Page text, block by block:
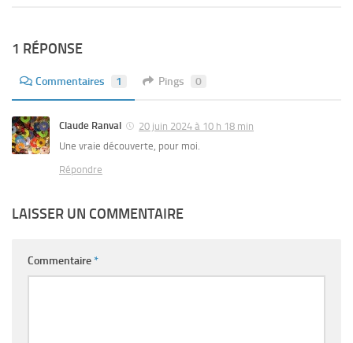
1 RÉPONSE
Commentaires 1 Pings 0
Claude Ranval
20 juin 2024 à 10 h 18 min
Une vraie découverte, pour moi.
Répondre
LAISSER UN COMMENTAIRE
Commentaire*